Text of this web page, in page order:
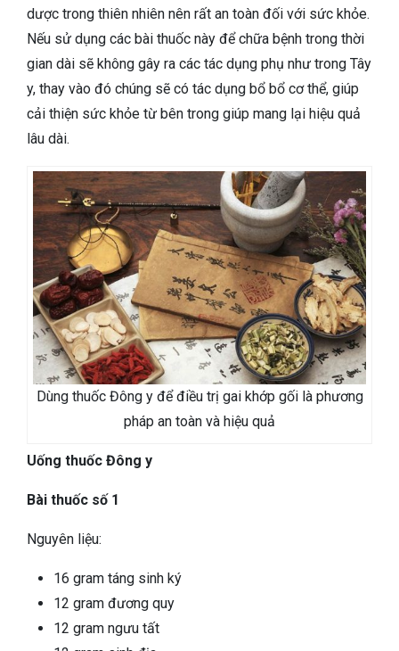
dược trong thiên nhiên nên rất an toàn đối với sức khỏe.
Nếu sử dụng các bài thuốc này để chữa bệnh trong thời
gian dài sẽ không gây ra các tác dụng phụ như trong Tây
y, thay vào đó chúng sẽ có tác dụng bổ bổ cơ thể, giúp
cải thiện sức khỏe từ bên trong giúp mang lại hiệu quả
lâu dài.
Dùng thuốc Đông y để điều trị gai khớp gối là phương
pháp an toàn và hiệu quả
Uống thuốc Đông y
Bài thuốc số 1
Nguyên liệu:
16 gram táng sinh ký
12 gram đương quy
12 gram ngưu tất